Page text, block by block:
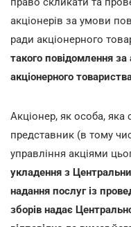
акціонерів за умови
ради акціонерного
такого повідомлення
акціонерного
Акціонер, як особа, яка
представник (в тому
управління акціями
укладення з
надання послуг із
зборів надає